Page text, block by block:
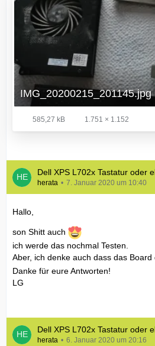
IMG_20200215_201145.jpg
585,27 kB 1.751 × 1.152
Dell XPS L702x Tastatur oder
herata 7. Januar 2020 um 10:40
Hallo,
son Shitt auch
ich werde das nochmal Testen.
Aber, ich denke auch dass das Board
Danke für eure Antworten!
LG
Dell XPS L702x Tastatur oder
herata 6. Januar 2020 um 20:16